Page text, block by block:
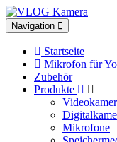
Toggle
navigation
Navigation
Startseite
Mikrofon für
Zubehör
Produkte
Mikrofone